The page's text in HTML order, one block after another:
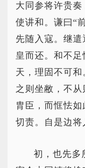
大同参将许贵
使讲和。谦曰“
先随入寇。继
皇而还。和不
天，理固不可
之则坐敝，不
胄臣，而恇怯
切责。自是边将
初，也先多